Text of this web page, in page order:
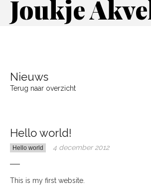
Joukje
Nieuws
Terug naar overzicht
Hello world!
Hello world 4 december 2012
This is my first website.